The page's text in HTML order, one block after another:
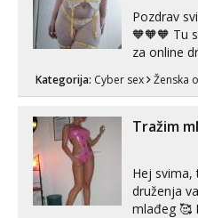
Pozdrav
🧡🧡🧡 Tu
za online
možete
ako vam
😉 Radim i
line
Kategorija: Cyber sex Ženska
Tražim
Hej svima,
druženja
mlađeg 🥰 Klikni na link ispod i nadji me